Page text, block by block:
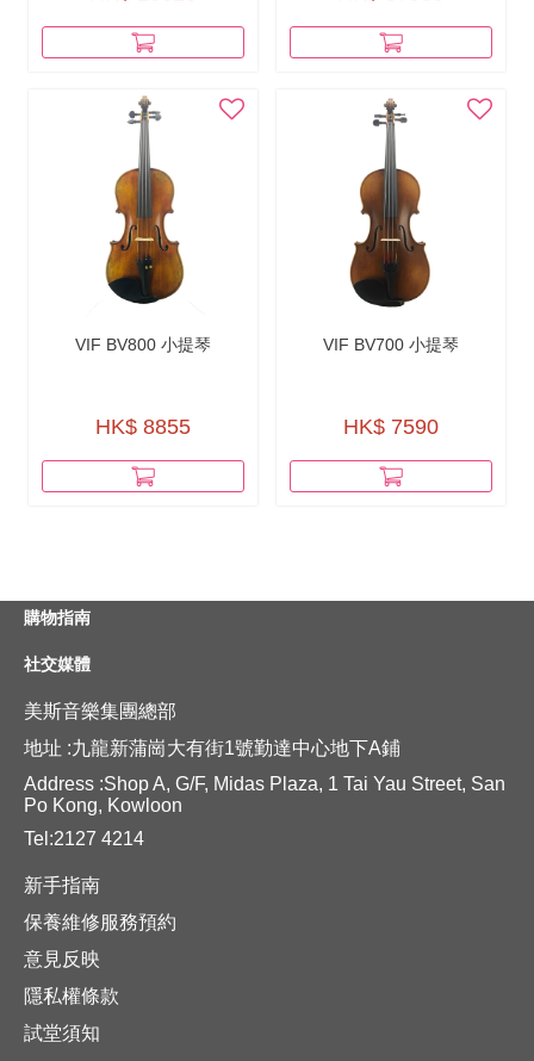
VIF BV800 小提琴
HK$ 8855
VIF BV700 小提琴
HK$ 7590
購物指南
社交媒體
美斯音樂集團總部
地址 :九龍新蒲崗大有街1號勤達中心地下A鋪
Address :Shop A, G/F, Midas Plaza, 1 Tai Yau Street, San
Po Kong, Kowloon
Tel:2127 4214
新手指南
保養維修服務預約
意見反映
隱私權條款
試堂須知